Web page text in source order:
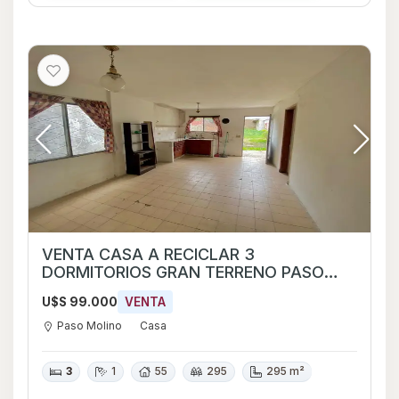
VENTA CASA A RECICLAR 3
DORMITORIOS GRAN TERRENO PASO
U$S 99.000 VENTA
Paso Molino Casa
3 1 55 295 295 m²